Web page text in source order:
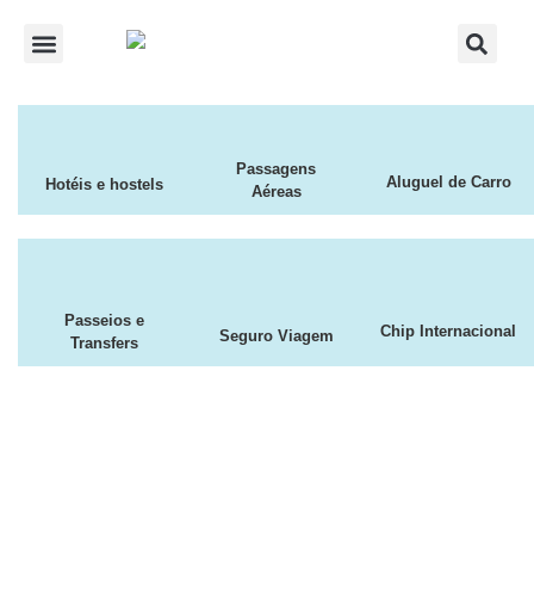
Hotéis e hostels
Passagens
Aéreas
Aluguel de Carro
Passeios e
Transfers
Seguro Viagem Chip Internacional